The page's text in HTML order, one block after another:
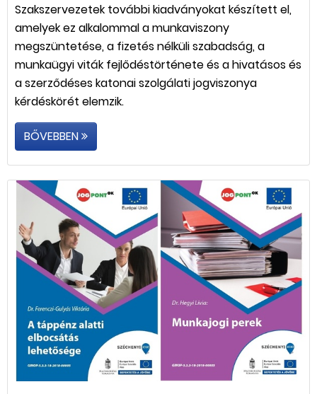
Szakszervezetek további kiadványokat készített el,
amelyek ez alkalommal a munkaviszony
megszüntetése, a fizetés nélküli szabadság, a
munkaügyi viták fejlődéstörténete és a hivatásos és
a szerződéses katonai szolgálati jogviszonya
kérdéskörét elemzik.
BŐVEBBEN